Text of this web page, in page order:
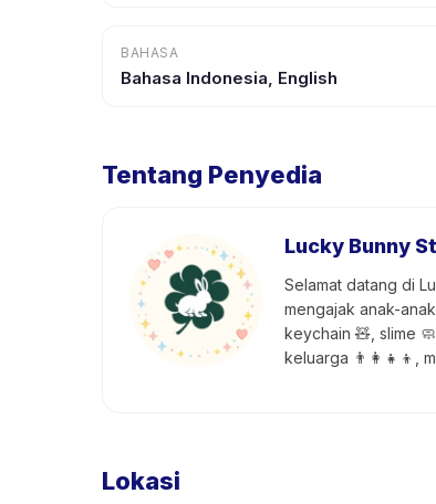
BAHASA
Bahasa Indonesia, English
Tentang Penyedia
Lucky Bunny
Selamat datang di
mengajak anak-
keychain 🧸, slime
keluarga 👨‍👩‍👧‍👦,
Lokasi